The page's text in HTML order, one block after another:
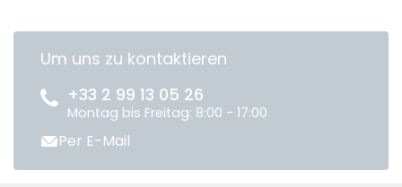
Um uns zu kontaktieren
+33 2 99 13 05 26
Montag bis Freitag: 8:00 - 17:00
Per E-Mail